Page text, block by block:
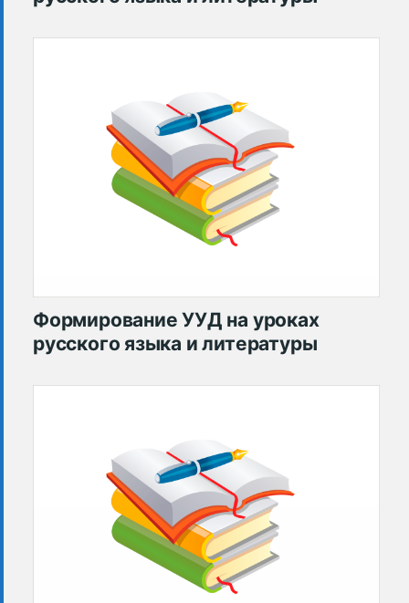
Формирование УУД на уроках
русского языка и литературы